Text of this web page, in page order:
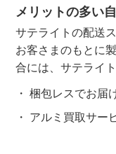
メリットの多い
サテライトの配送
お客さまのもとに
合には、サテライ
梱包レスでお届
アルミ買取サー